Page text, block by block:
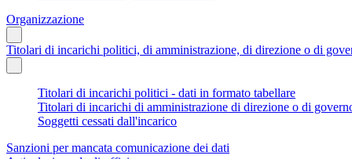
Organizzazione
Titolari di incarichi politici, di amministrazione, di direzione o di
Titolari di incarichi politici - dati in formato tabellare
Titolari di incarichi di amministrazione di direzione o di
Soggetti cessati dall'incarico
Sanzioni per mancata comunicazione dei dati